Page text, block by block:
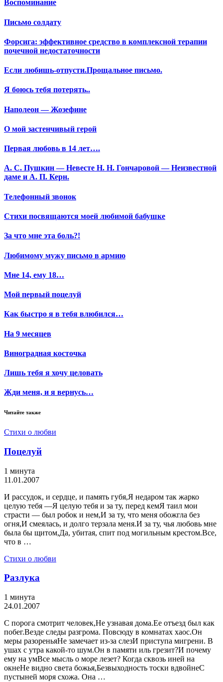
Воспоминание
Письмо солдату
Форсига: эффективное средство в комплексной терапии
почечной недостаточности
Если любишь-отпусти.Прощальное письмо.
Я боюсь тебя потерять..
Наполеон — Жозефине
О мой застенчивый герой
Первая любовь в 14 лет….
А. С. Пушкин — Невесте Н. Н. Гончаровой — Неизвестной
даме и А. П. Керн.
Телефонный звонок
Стихи посвящаются моей любимой бабушке
За что мне эта боль?!
Любимому мужу письмо в армию
Мне 14, ему 18…
Мой первый поцелуй
Как быстро я в тебя влюбился…
На 9 месяцев
Виноградная косточка
Лишь тебя я хочу целовать
Жди меня, и я вернусь…
Читайте также
Стихи о любви
Поцелуй
1 минута
11.01.2007
И рассудок, и сердце, и память губя,Я недаром так жарко
целую тебя —Я целую тебя и за ту, перед кемЯ таил мои
страсти — был робок и нем,И за ту, что меня обожгла без
огня,И смеялась, и долго терзала меня.И за ту, чья любовь мне
была бы щитом,Да, убитая, спит под могильным крестом.Все,
что в …
Стихи о любви
Разлука
1 минута
24.01.2007
С порога смотрит человек,Не узнавая дома.Ее отъезд был как
побег.Везде следы разгрома. Повсюду в комнатах хаос.Он
меры разореньяНе замечает из-за слезИ приступа мигрени. В
ушах с утра какой-то шум.Он в памяти иль грезит?И почему
ему на умВсе мысль о море лезет? Когда сквозь иней на
окнеНе видно света божья,Безвыходность тоски вдвойнеС
пустыней моря схожа. Она …